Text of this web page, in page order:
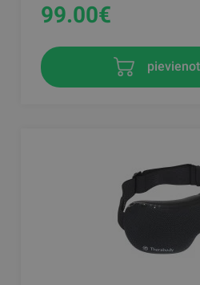
99.00€